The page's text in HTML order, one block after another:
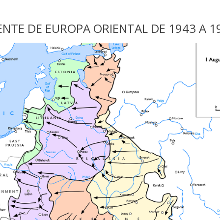
DE EUROPA ORIENTAL DE 1943 A